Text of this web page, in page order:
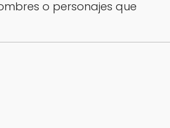
o personajes que